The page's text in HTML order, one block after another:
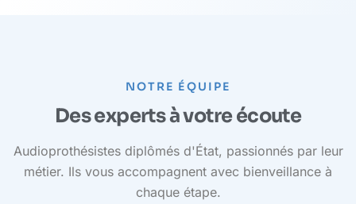
NOTRE ÉQUIPE
Des experts à votre écoute
Audioprothésistes diplômés d'État, passionnés par leur
métier. Ils vous accompagnent avec bienveillance à
chaque étape.